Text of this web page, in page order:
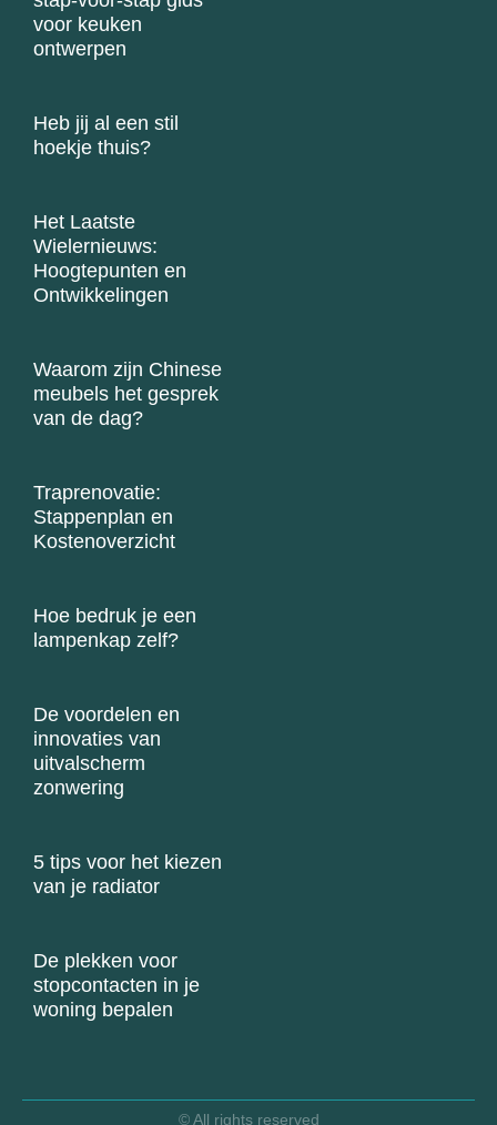
voor keuken
ontwerpen
Heb jij al een stil
hoekje thuis?
Het Laatste
Wielernieuws:
Hoogtepunten en
Ontwikkelingen
Waarom zijn Chinese
meubels het gesprek
van de dag?
Traprenovatie:
Stappenplan en
Kostenoverzicht
Hoe bedruk je een
lampenkap zelf?
De voordelen en
innovaties van
uitvalscherm
zonwering
5 tips voor het kiezen
van je radiator
De plekken voor
stopcontacten in je
woning bepalen
© All rights reserved